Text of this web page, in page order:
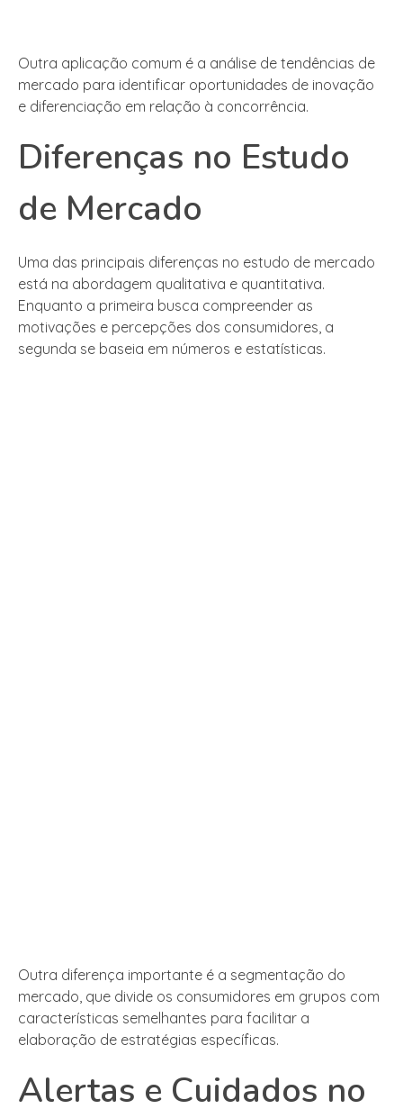
Outra aplicação comum é a análise de tendências de
mercado para identificar oportunidades de inovação
e diferenciação em relação à concorrência.
Diferenças no Estudo
de Mercado
Uma das principais diferenças no estudo de mercado
está na abordagem qualitativa e quantitativa.
Enquanto a primeira busca compreender as
motivações e percepções dos consumidores, a
segunda se baseia em números e estatísticas.
Outra diferença importante é a segmentação do
mercado, que divide os consumidores em grupos com
características semelhantes para facilitar a
elaboração de estratégias específicas.
Alertas e Cuidados no